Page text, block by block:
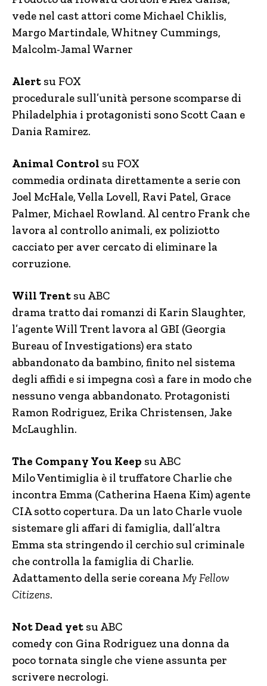
vede nel cast attori come Michael Chiklis,
Margo Martindale, Whitney Cummings,
Malcolm-Jamal Warner
Alert su FOX
procedurale sull’unità persone scomparse di
Philadelphia i protagonisti sono Scott Caan e
Dania Ramirez.
Animal Control su FOX
commedia ordinata direttamente a serie con
Joel McHale, Vella Lovell, Ravi Patel, Grace
Palmer, Michael Rowland. Al centro Frank che
lavora al controllo animali, ex poliziotto
cacciato per aver cercato di eliminare la
corruzione.
Will Trent su ABC
drama tratto dai romanzi di Karin Slaughter,
l’agente Will Trent lavora al GBI (Georgia
Bureau of Investigations) era stato
abbandonato da bambino, finito nel sistema
degli affidi e si impegna così a fare in modo che
nessuno venga abbandonato. Protagonisti
Ramon Rodriguez, Erika Christensen, Jake
McLaughlin.
The Company You Keep su ABC
Milo Ventimiglia è il truffatore Charlie che
incontra Emma (Catherina Haena Kim) agente
CIA sotto copertura. Da un lato Charle vuole
sistemare gli affari di famiglia, dall’altra
Emma sta stringendo il cerchio sul criminale
che controlla la famiglia di Charlie.
Adattamento della serie coreanaMy Fellow
Citizens.
Not Dead yet su ABC
comedy con Gina Rodriguez una donna da
poco tornata single che viene assunta per
scrivere necrologi.